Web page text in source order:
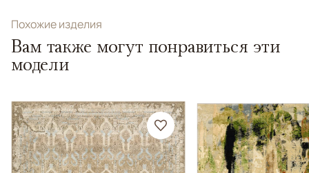
Похожие изделия
Вам также могут понравиться эти
модели